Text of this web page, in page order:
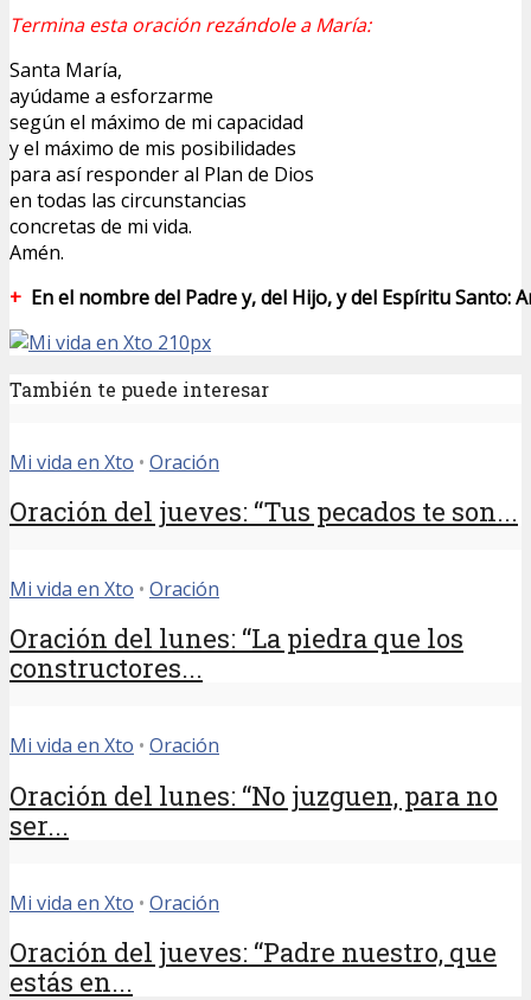
Termina esta oración rezándole a María:
Santa María,
ayúdame a esforzarme
según el máximo de mi capacidad
y el máximo de mis posibilidades
para así responder al Plan de Dios
en todas las circunstancias
concretas de mi vida.
Amén.
+ En el nombre del Padre y, del Hijo, y del Espíritu Santo:
También te puede interesar
Mi vida en Xto • Oración
Oración del jueves: “Tus pecados te son...
Mi vida en Xto • Oración
Oración del lunes: “La piedra que los
constructores...
Mi vida en Xto • Oración
Oración del lunes: “No juzguen, para no
ser...
Mi vida en Xto • Oración
Oración del jueves: “Padre nuestro, que
estás en...